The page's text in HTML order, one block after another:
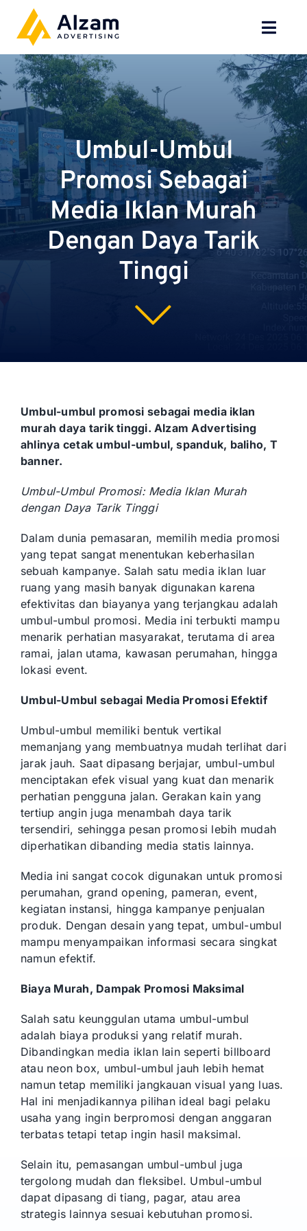
content
BERANDA
TENTANG
SPESIALISASI
JASA KAMI
GALERI
Umbul-Umbul
Promosi Sebagai
Media Iklan Murah
Dengan Daya Tarik
Tinggi
Umbul-umbul promosi sebagai media iklan
murah daya tarik tinggi. Alzam Advertising
ahlinya cetak umbul-umbul, spanduk, baliho, T
banner.
Umbul-Umbul Promosi: Media Iklan Murah
dengan Daya Tarik Tinggi
Dalam dunia pemasaran, memilih media promosi
yang tepat sangat menentukan keberhasilan
sebuah kampanye. Salah satu media iklan luar
ruang yang masih banyak digunakan karena
efektivitas dan biayanya yang terjangkau adalah
umbul-umbul promosi. Media ini terbukti mampu
menarik perhatian masyarakat, terutama di area
ramai, jalan utama, kawasan perumahan, hingga
lokasi event.
Umbul-Umbul sebagai Media Promosi Efektif
Umbul-umbul memiliki bentuk vertikal
memanjang yang membuatnya mudah terlihat dari
jarak jauh. Saat dipasang berjajar, umbul-umbul
menciptakan efek visual yang kuat dan menarik
perhatian pengguna jalan. Gerakan kain yang
tertiup angin juga menambah daya tarik
tersendiri, sehingga pesan promosi lebih mudah
diperhatikan dibanding media statis lainnya.
Media ini sangat cocok digunakan untuk promosi
perumahan, grand opening, pameran, event,
kegiatan instansi, hingga kampanye penjualan
produk. Dengan desain yang tepat, umbul-umbul
mampu menyampaikan informasi secara singkat
namun efektif.
Biaya Murah, Dampak Promosi Maksimal
Salah satu keunggulan utama umbul-umbul
adalah biaya produksi yang relatif murah.
Dibandingkan media iklan lain seperti billboard
atau neon box, umbul-umbul jauh lebih hemat
namun tetap memiliki jangkauan visual yang luas.
Hal ini menjadikannya pilihan ideal bagi pelaku
usaha yang ingin berpromosi dengan anggaran
terbatas tetapi tetap ingin hasil maksimal.
Selain itu, pemasangan umbul-umbul juga
tergolong mudah dan fleksibel. Umbul-umbul
dapat dipasang di tiang, pagar, atau area
strategis lainnya sesuai kebutuhan promosi.